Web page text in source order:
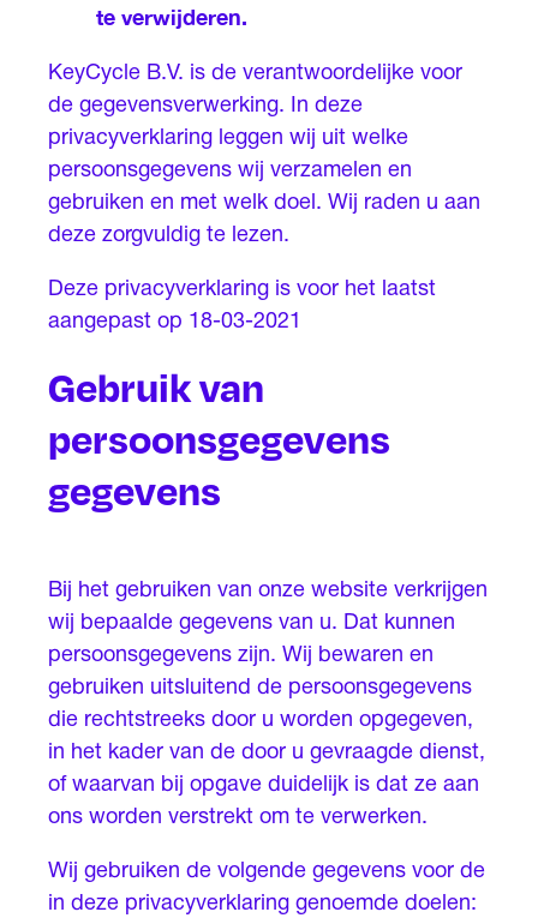
te verwijderen.
KeyCycle B.V. is de verantwoordelijke voor
de gegevensverwerking. In deze
privacyverklaring leggen wij uit welke
persoonsgegevens wij verzamelen en
gebruiken en met welk doel. Wij raden u aan
deze zorgvuldig te lezen.
Deze privacyverklaring is voor het laatst
aangepast op 18-03-2021
Gebruik van
persoonsgegevens
gegevens
Bij het gebruiken van onze website verkrijgen
wij bepaalde gegevens van u. Dat kunnen
persoonsgegevens zijn. Wij bewaren en
gebruiken uitsluitend de persoonsgegevens
die rechtstreeks door u worden opgegeven,
in het kader van de door u gevraagde dienst,
of waarvan bij opgave duidelijk is dat ze aan
ons worden verstrekt om te verwerken.
Wij gebruiken de volgende gegevens voor de
in deze privacyverklaring genoemde doelen: